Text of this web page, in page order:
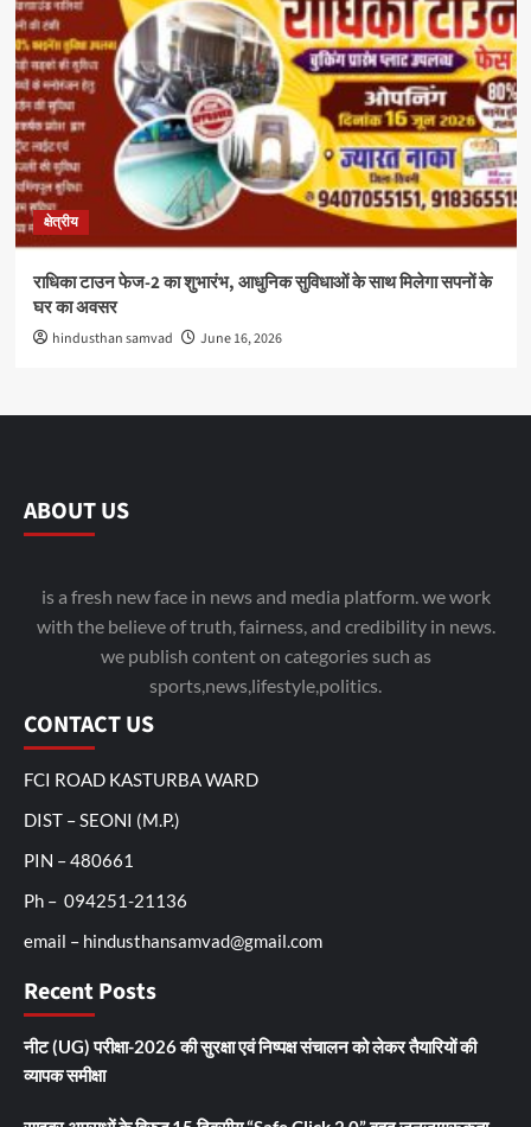
क्षेत्रीय
राधिका टाउन फेज-2 का शुभारंभ, आधुनिक सुविधाओं के साथ मिलेगा सपनों के
घर का अवसर
hindusthan samvad June 16, 2026
ABOUT US
is a fresh new face in news and media platform. we work
with the believe of truth, fairness, and credibility in news.
we publish content on categories such as
sports,news,lifestyle,politics.
CONTACT US
FCI ROAD KASTURBA WARD
DIST – SEONI (M.P.)
PIN – 480661
Ph – 094251-21136
email – hindusthansamvad@gmail.com
Recent Posts
नीट (UG) परीक्षा-2026 की सुरक्षा एवं निष्पक्ष संचालन को लेकर तैयारियों की
व्यापक समीक्षा